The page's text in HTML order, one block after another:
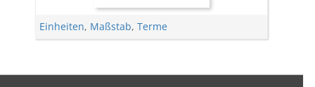
Einheiten, Maßstab, Terme